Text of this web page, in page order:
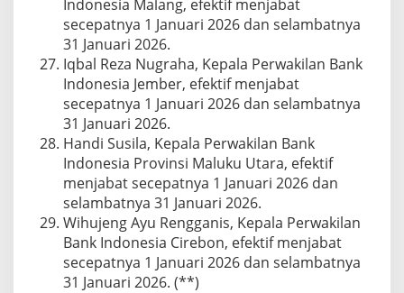
Indonesia Malang, efektif menjabat
secepatnya 1 Januari 2026 dan selambatnya
31 Januari 2026.
Iqbal Reza Nugraha, Kepala Perwakilan Bank
Indonesia Jember, efektif menjabat
secepatnya 1 Januari 2026 dan selambatnya
31 Januari 2026.
Handi Susila, Kepala Perwakilan Bank
Indonesia Provinsi Maluku Utara, efektif
menjabat secepatnya 1 Januari 2026 dan
selambatnya 31 Januari 2026.
Wihujeng Ayu Rengganis, Kepala Perwakilan
Bank Indonesia Cirebon, efektif menjabat
secepatnya 1 Januari 2026 dan selambatnya
31 Januari 2026. (**)